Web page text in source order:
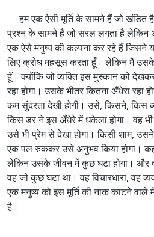
हम एक ऐसी मूर्ति के सामने हैं जो
प्रश्न के सामने हैं जो सरल लगता है
एक ऐसे मनुष्य की कल्पना कर रहे हैं जिसने
लिए क्रोध महसूस करता हूँ। लेकिन मैं
हूँ। क्योंकि जो व्यक्ति इस मुस्कान को
रहा होगा। उसके भीतर कितना अँधेरा रहा
कम सुंदरता देखी होगी। उसे, किसने, किस
किस डर ने इस अँधेरे में धकेला होगा। वह भी
उसे भी प्रेम से देखा होगा। किसी शाम,
एक पल रुककर उसे अनुभव किया होगा।
लेकिन उसके जीवन में कुछ घटा होगा। और
वह जो कुछ घटा था। वह विचारधारा, वह
एक मनुष्य को इस मूर्ति की नाक काटने वाले
है।